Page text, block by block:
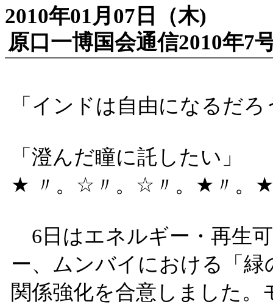
2010年01月07日（木)
原口一博国会通信2010年7
「インドは自由になるだ
「澄んだ瞳に託したい」
★ 〃。☆〃。☆〃。★〃。
6日はエネルギー・再生
ー、ムンバイにおける「
関係強化を合意しました